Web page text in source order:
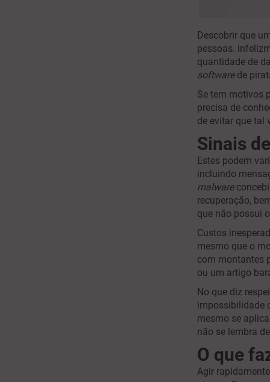
Descobrir que
pessoas.
quantidade de
softwarede
Se tem motivos
precisa de
de evitar que tal
Sinais
Estes podem
incluindo
malware
recuperação,
que não possui
Custos
mesmo que o
com montantes
ou um artigo
No que diz
impossibilidade
mesmo se
não se lembra
O que
Agir